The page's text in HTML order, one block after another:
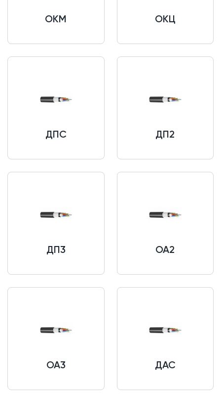
ОКМ ОКЦ
ДПС ДП2
ДП3 ОА2
ОА3 ДАС